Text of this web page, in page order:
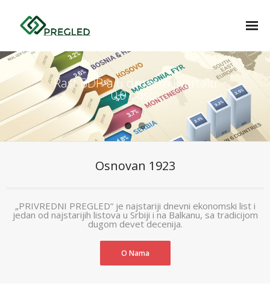
O nama
Pretplata
REVIJA ISTORIJA
Zdravstveni pregled
- Automobil godine
Rast BDP-a u drugom kvartalu
0,9 odsto
Osnovan 1923
„PRIVREDNI PREGLED“ je najstariji dnevni ekonomski list i
jedan od najstarijih listova u Srbiji i na Balkanu, sa tradicijom
dugom devet decenija.
O Nama